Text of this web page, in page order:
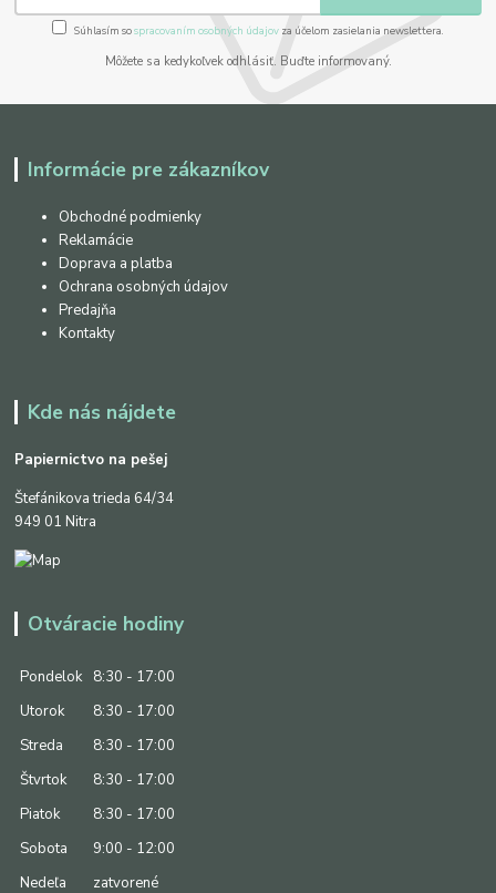
Súhlasím sospracovaním osobných údajov za účelom zasielania newslettera.
Môžete sa kedykoľvek odhlásiť. Buďte informovaný.
Informácie pre zákazníkov
Obchodné podmienky
Reklamácie
Doprava a platba
Ochrana osobných údajov
Predajňa
Kontakty
Kde nás nájdete
Papiernictvo na pešej
Štefánikova trieda 64/34
949 01 Nitra
Otváracie hodiny
Pondelok
8:30 - 17:00
Utorok
8:30 - 17:00
Streda
8:30 - 17:00
Štvrtok
8:30 - 17:00
Piatok
8:30 - 17:00
Sobota
9:00 - 12:00
Nedeľa
zatvorené